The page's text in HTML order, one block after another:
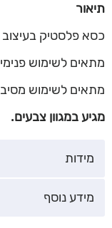
תיאור
כסא פלסטיק בעיצוב
מתאים לשימוש פנימי
מתאים לשימוש
מגיע במגוון צבעים.
מידות
מידע נוסף